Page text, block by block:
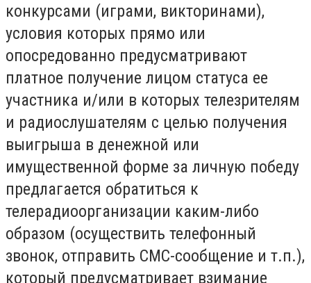
конкурсами (играми, викторинами),
условия которых прямо или
опосредованно предусматривают
платное получение лицом статуса ее
участника и/или в которых телезрителям
и радиослушателям с целью получения
выигрыша в денежной или
имущественной форме за личную победу
предлагается обратиться к
телерадиоорганизации каким-либо
образом (осуществить телефонный
звонок, отправить СМС-сообщение и т.п.),
который предусматривает взимание